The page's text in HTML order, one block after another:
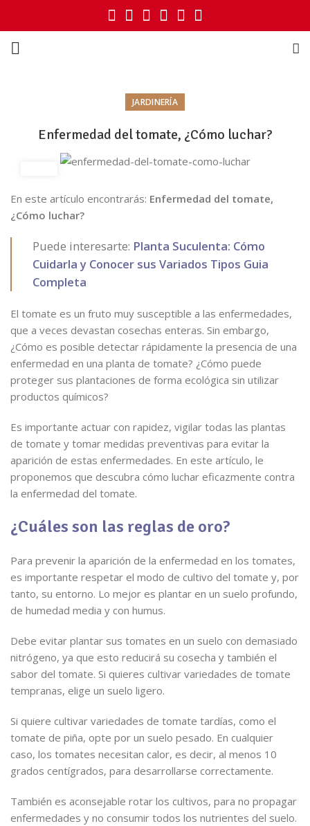
JARDINERÍA
Enfermedad del tomate, ¿Cómo luchar?
En este artículo encontrarás: Enfermedad del tomate,
¿Cómo luchar?
Puede interesarte: Planta Suculenta: Cómo
Cuidarla y Conocer sus Variados Tipos Guia
Completa
El tomate es un fruto muy susceptible a las enfermedades,
que a veces devastan cosechas enteras. Sin embargo,
¿Cómo es posible detectar rápidamente la presencia de una
enfermedad en una planta de tomate? ¿Cómo puede
proteger sus plantaciones de forma ecológica sin utilizar
productos químicos?
Es importante actuar con rapidez, vigilar todas las plantas
de tomate y tomar medidas preventivas para evitar la
aparición de estas enfermedades. En este artículo, le
proponemos que descubra cómo luchar eficazmente contra
la enfermedad del tomate.
¿Cuáles son las reglas de oro?
Para prevenir la aparición de la enfermedad en los tomates,
es importante respetar el modo de cultivo del tomate y, por
tanto, su entorno. Lo mejor es plantar en un suelo profundo,
de humedad media y con humus.
Debe evitar plantar sus tomates en un suelo con demasiado
nitrógeno, ya que esto reducirá su cosecha y también el
sabor del tomate. Si quieres cultivar variedades de tomate
tempranas, elige un suelo ligero.
Si quiere cultivar variedades de tomate tardías, como el
tomate de piña, opte por un suelo pesado. En cualquier
caso, los tomates necesitan calor, es decir, al menos 10
grados centígrados, para desarrollarse correctamente.
También es aconsejable rotar los cultivos, para no propagar
enfermedades y no consumir todos los nutrientes del suelo.